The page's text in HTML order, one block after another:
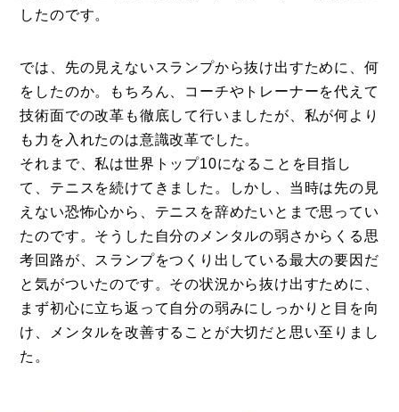
したのです。
では、先の見えないスランプから抜け出すために、何
をしたのか。もちろん、コーチやトレーナーを代えて
技術面での改革も徹底して行いましたが、私が何より
も力を入れたのは意識改革でした。
それまで、私は世界トップ10になることを目指し
て、テニスを続けてきました。しかし、当時は先の見
えない恐怖心から、テニスを辞めたいとまで思ってい
たのです。そうした自分のメンタルの弱さからくる思
考回路が、スランプをつくり出している最大の要因だ
と気がついたのです。その状況から抜け出すために、
まず初心に立ち返って自分の弱みにしっかりと目を向
け、メンタルを改善することが大切だと思い至りまし
た。